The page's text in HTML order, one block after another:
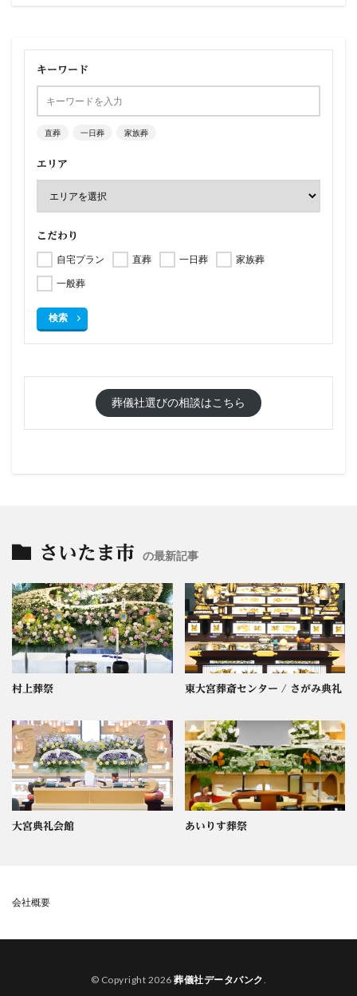
キーワード
直葬 一日葬 家族葬
エリア
こだわり
自宅プラン 直葬 一日葬
家族葬
一般葬
検索
葬儀社選びの相談はこちら
さいたま市 の最新記事
村上葬祭 東大宮葬斎センター / さがみ典礼
大宮典礼会館 あいりす葬祭
会社概要
© Copyright 2026葬儀社データバンク.